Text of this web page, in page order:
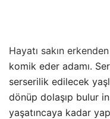
Hayatı sakın
komik eder adamı.
serserilik edilecek
dönüp dolaşıp bulur
yaşatıncaya kadar